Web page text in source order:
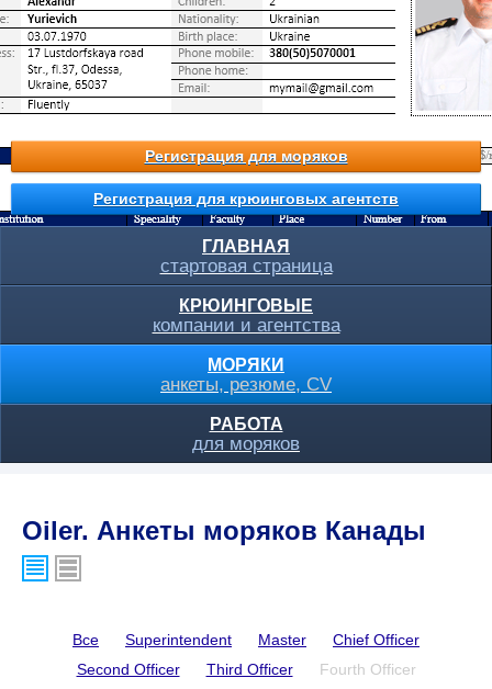
Регистрация для моряков
Регистрация для крюинговых агентств
ГЛАВНАЯ
стартовая страница
КРЮИНГОВЫЕ
компании и агентства
МОРЯКИ
анкеты, резюме, CV
РАБОТА
для моряков
Oiler. Анкеты моряков Канады
Все Superintendent Master
Chief Officer
Second Officer
Third Officer
Fourth Officer